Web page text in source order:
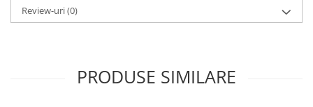
Review-uri(0)
PRODUSE SIMILARE